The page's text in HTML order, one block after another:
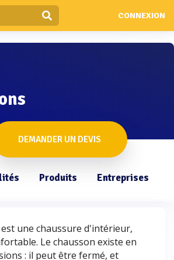
CONNEXION
DEMANDER UN DEVIS
Produits Entreprises
une chaussure d'intérieur,
Le chausson existe en
: il peut être fermé, et